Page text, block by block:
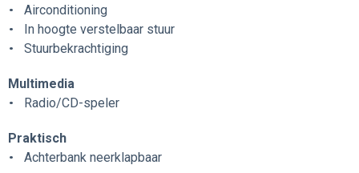
Airconditioning
In hoogte verstelbaar stuur
Stuurbekrachtiging
Multimedia
Radio/CD-speler
Praktisch
Achterbank neerklapbaar